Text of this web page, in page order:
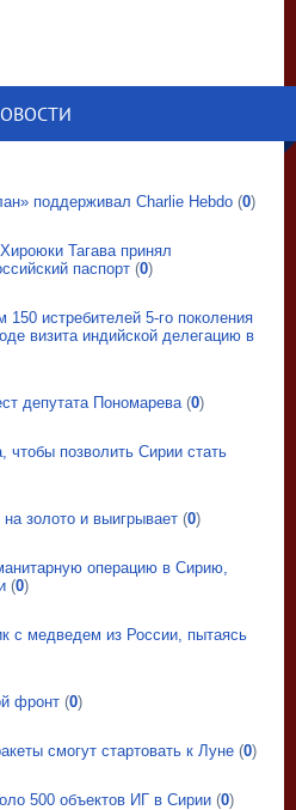
поддерживал Charlie Hebdo (0)
Тагава принял
паспорт (0)
истребителей 5-го поколения
визита индийской делегацию в
депутата Пономарева (0)
чтобы позволить Сирии стать
золото и выигрывает (0)
операцию в Сирию,
(0)
с медведем из России, пытаясь
фронт (0)
смогут стартовать к Луне (0)
500 объектов ИГ в Сирии (0)